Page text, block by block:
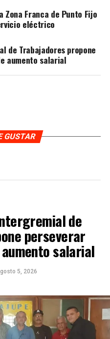
Franca de Punto Fijo
eléctrico
de Trabajadores propone
aumento salarial
GUSTAR
de
perseverar
salarial
5, 2026